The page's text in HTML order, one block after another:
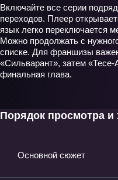
Включайте все серии
переходов. Плеер
язык легко переключается
Можно продолжать с
списке. Для франшизы
«Сильварант», затем
финальная глава.
Порядок просмотра и
Основной сюжет